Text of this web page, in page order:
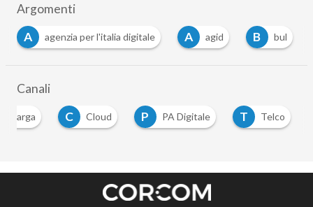
Argomenti
A
agenzia per l'italia digitale A agid B bul
Canali
C Cloud P PA Digitale T Telco